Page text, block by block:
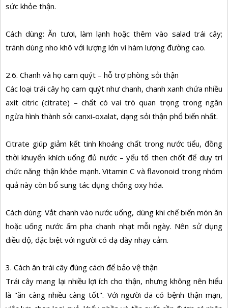
sức khỏe thận.
Cách dùng: Ăn tươi, làm lạnh hoặc thêm vào salad trái cây;
tránh dùng nho khô với lượng lớn vì hàm lượng đường cao.
2.6. Chanh và họ cam quýt – hỗ trợ phòng sỏi thận
Các loại trái cây họ cam quýt như chanh, chanh xanh chứa nhiều
axit citric (citrate) – chất có vai trò quan trọng trong ngăn
ngừa hình thành sỏi canxi-oxalat, dạng sỏi thận phổ biến nhất.
Citrate giúp giảm kết tinh khoáng chất trong nước tiểu, đồng
thời khuyến khích uống đủ nước – yếu tố then chốt để duy trì
chức năng thận khỏe mạnh. Vitamin C và flavonoid trong nhóm
quả này còn bổ sung tác dụng chống oxy hóa.
Cách dùng: Vắt chanh vào nước uống, dùng khi chế biến món ăn
hoặc uống nước ấm pha chanh nhạt mỗi ngày. Nên sử dụng
điều độ, đặc biệt với người có dạ dày nhạy cảm.
3. Cách ăn trái cây đúng cách để bảo vệ thận
Trái cây mang lại nhiều lợi ích cho thận, nhưng không nên hiểu
là "ăn càng nhiều càng tốt". Với người đã có bệnh thận mạn,